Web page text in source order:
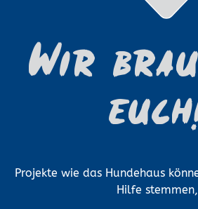
Wir
Projekte wie das Hundehaus
Hilfe stemmen,